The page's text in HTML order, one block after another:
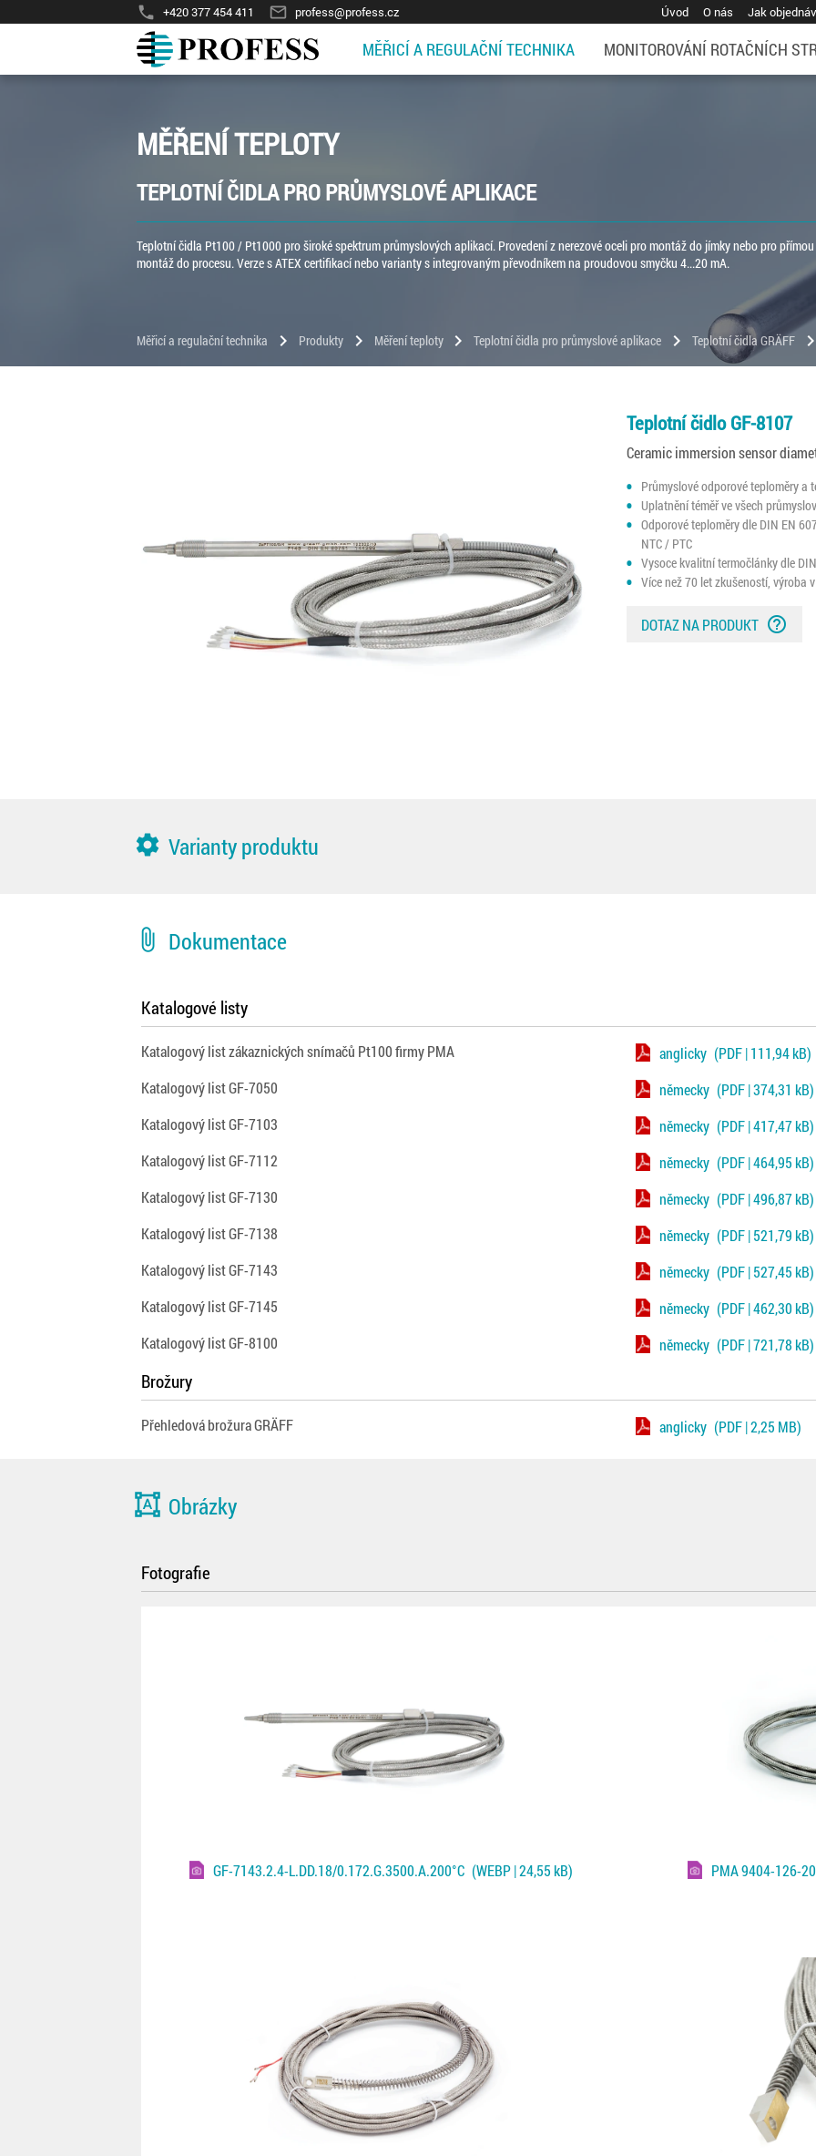
phone +420 377 454 411 mail_outline profess@profess.cz Úvod O nás Jak
MĚŘICÍ A REGULAČNÍ TECHNIKA MONITOROVÁNÍ ROTAČNÍCH
MĚŘENÍ TEPLOTY
TEPLOTNÍ ČIDLA PRO PRŮMYSLOVÉ APLIKACE
Teplotní čidla Pt100 / Pt1000 pro široké spektrum průmyslových aplikací. Provedení z nerezové oceli pro montáž do jímky nebo pro přímou
montáž do procesu. Verze s ATEX certifikací nebo varianty s integrovaným převodníkem na proudovou smyčku 4...20 mA.
Měřicí a regulační technika chevron_right Produkty chevron_right Měření teploty chevron_right Teplotní čidla pro průmyslové aplikace chevron_right Teplotní čidla GRÄFF chevron_right
Teplotní čidlo GF-8107
Ceramic immersion sensor
Průmyslové odporové teploměry a
Uplatnění téměř ve všech
Odporové teploměry dle DIN EN
NTC / PTC
Vysoce kvalitní termočlánky dle
Více než 70 let zkušeností, výroba
DOTAZ NA PRODUKT help_outline
settings Varianty produktu
attach_file Dokumentace
Katalogové listy
Katalogový list zákaznických snímačů Pt100 firmy PMA anglicky (PDF | 111,94 kB)
Katalogový list GF-7050
německy (PDF | 374,31 kB)
Katalogový list GF-7103
německy (PDF | 417,47 kB)
Katalogový list GF-7112
německy (PDF | 464,95 kB)
Katalogový list GF-7130
německy (PDF | 496,87 kB)
Katalogový list GF-7138
německy (PDF | 521,79 kB)
Katalogový list GF-7143
německy (PDF | 527,45 kB)
Katalogový list GF-7145
německy (PDF | 462,30 kB)
Katalogový list GF-8100
německy (PDF | 721,78 kB)
Brožury
Přehledová brožura GRÄFF anglicky (PDF | 2,25 MB)
format_shapes Obrázky
Fotografie
GF-7143.2.4-L.DD.18/0.172.G.3500.A.200°C (WEBP | 24,55 kB) PMA 9404-126-